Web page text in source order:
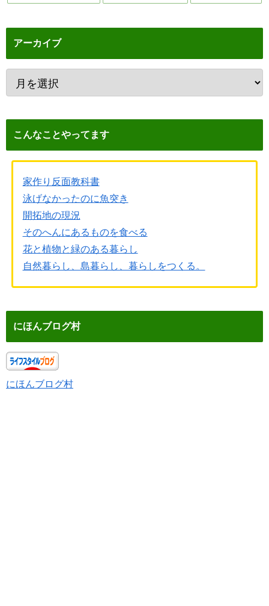
アーカイブ
こんなことやってます
家作り反面教科書
泳げなかったのに魚突き
開拓地の現況
そのへんにあるものを食べる
花と植物と緑のある暮らし
自然暮らし、島暮らし、暮らしをつくる。
にほんブログ村
にほんブログ村